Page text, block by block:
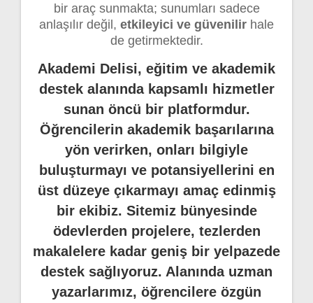
bir araç sunmakta; sunumları sadece
anlaşılır değil, etkileyici ve güvenilir hale
de getirmektedir.
Akademi Delisi, eğitim ve akademik
destek alanında kapsamlı hizmetler
sunan öncü bir platformdur.
Öğrencilerin akademik başarılarına
yön verirken, onları bilgiyle
buluşturmayı ve potansiyellerini en
üst düzeye çıkarmayı amaç edinmiş
bir ekibiz. Sitemiz bünyesinde
ödevlerden projelere, tezlerden
makalelere kadar geniş bir yelpazede
destek sağlıyoruz. Alanında uzman
yazarlarımız, öğrencilere özgün